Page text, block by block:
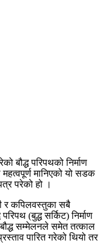
बौद्ध परिपथको निर्माण
मानिएको यो सडक
परेको हो ।
र कपिलवस्तुका सबै
(बुद्ध सर्किट) निर्माण
बौद्ध सम्मेलनले समेत तत्काल
पारित गरेको थियो तर